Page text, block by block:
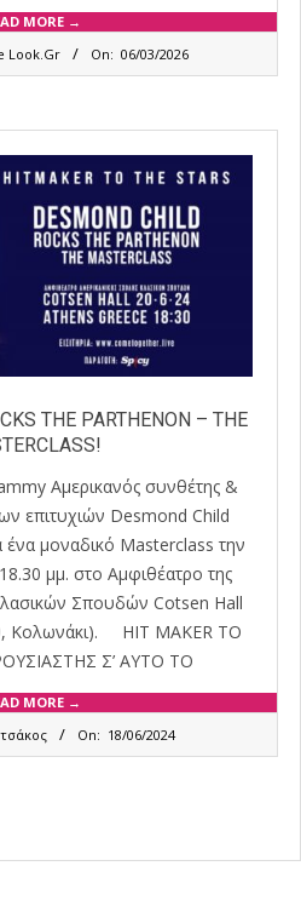
MORE →
Look.Gr On: 06/03/2026
THE PARTHENON – THE
Αμερικανός συνθέτης &
επιτυχιών Desmond Child
ένα μοναδικό Masterclass την
μμ. στο Αμφιθέατρο της
Σπουδών Cotsen Hall
Κολωνάκι). HIT MAKER TO
Σ’ ΑΥΤΟ ΤΟ
MORE →
On: 18/06/2024